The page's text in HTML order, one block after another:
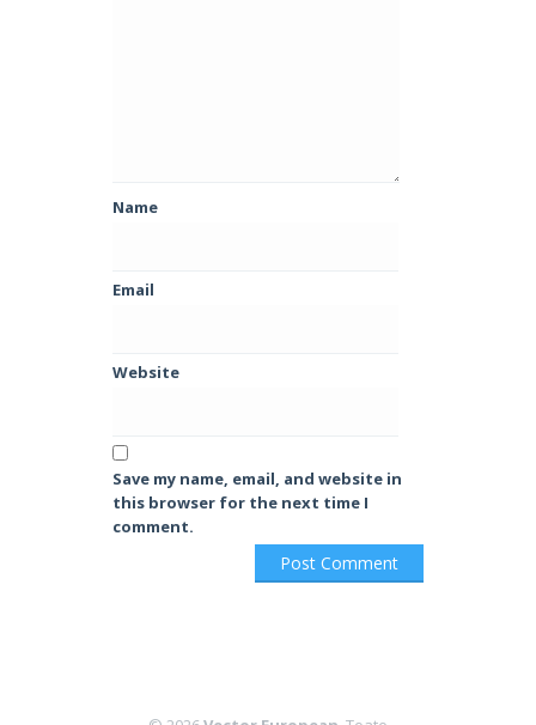
Name
Email
Website
Save my name, email, and website in
this browser for the next time I
comment.